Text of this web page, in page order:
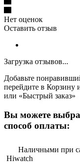
Нет оценок
Оставить отзыв
Загрузка отзывов...
Добавьте
перейдите в Корзину
или «Быстрый заказ»
Вы можете
способ оплаты:
Наличными при
Hiwatch